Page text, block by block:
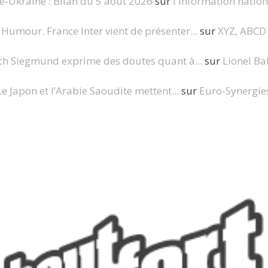
Humour. France Inter vient de présenter... surXYZ, ABCD
Siegmund exprime des doutes quant à... sur Lionel
Japon et l’Arabie Saoudite mettent... sur Euro-